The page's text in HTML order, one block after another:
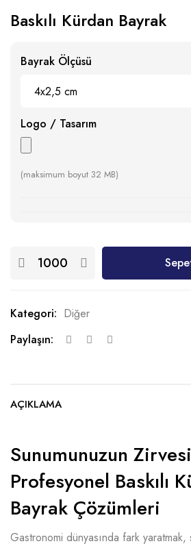
Baskılı Kürdan Bayrak
Bayrak Ölçüsü
Logo / Tasarım
(maksimum boyut 32 MB)
Kategori: Diğer
Paylaşın:
AÇIKLAMA
Sunumunuzun
Profesyonel Baskılı
Bayrak Çözümleri
Gastronomi dünyasında fark